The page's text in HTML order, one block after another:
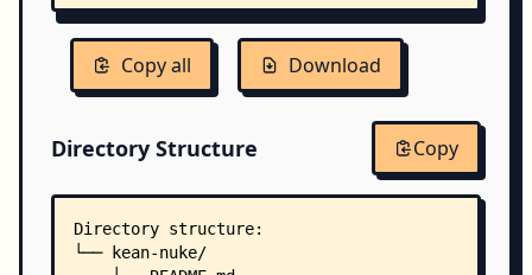
Copy all Download
Directory Structure Copy
Directory structure:
└── kean-nuke/